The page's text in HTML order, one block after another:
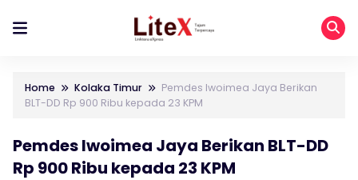
Home Kolaka Timur
Pemdes Iwoimea Jaya Berikan
BLT-DD Rp 900 Ribu kepada 23 KPM
Pemdes Iwoimea Jaya Berikan BLT-DD
Rp 900 Ribu kepada 23 KPM